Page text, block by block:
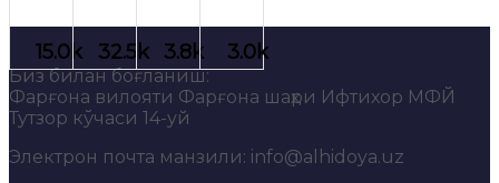
Биз билан боғланиш:
Фарғона вилояти Фарғона шаҳри Ифтихор МФЙ
Тутзор кўчаси 14-уй
Электрон почта манзили: info@alhidoya.uz